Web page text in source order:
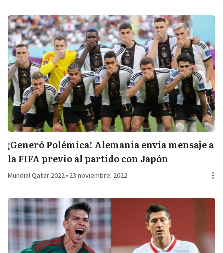
¡Generó Polémica! Alemania envía mensaje a
la FIFA previo al partido con Japón
Mundial Qatar 2022• 23 noviembre, 2022